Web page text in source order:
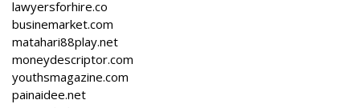
lawyersforhire.co
businemarket.com
matahari88play.net
moneydescriptor.com
youthsmagazine.com
painaidee.net